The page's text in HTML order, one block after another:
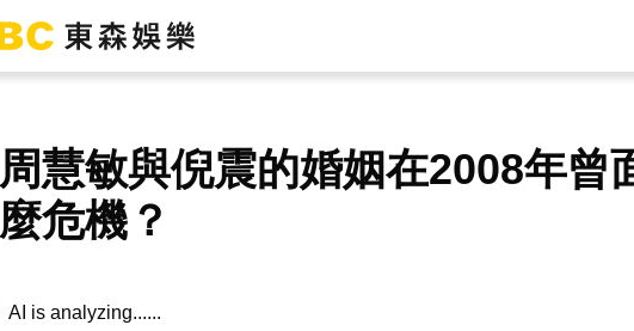
周慧敏與倪震的婚姻在2008年曾
麼危機？
AI is analyzing...